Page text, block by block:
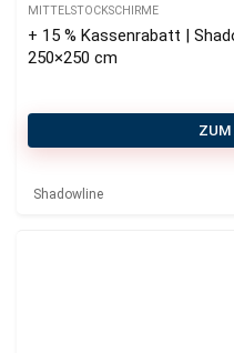
MITTELSTOCKSCHIRME
+ 15 % Kassenrabatt |
250×250 cm
ZUM
Shadowline